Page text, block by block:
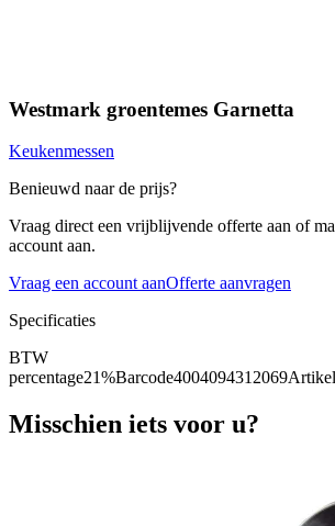
Westmark groentemes Garnetta
Keukenmessen
Benieuwd naar de prijs?
Vraag direct een vrijblijvende offerte aan of
account aan.
Vraag een account aanOfferte aanvragen
Specificaties
BTW
percentage21%Barcode4004094312069
Misschien iets voor u?